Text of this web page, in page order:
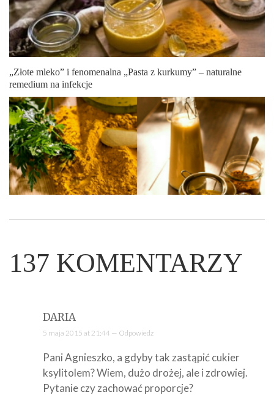
„Złote mleko” i fenomenalna „Pasta z kurkumy” – naturalne
remedium na infekcje
137 KOMENTARZY
DARIA
5 maja 2015 at 21:44 — Odpowiedz
Pani Agnieszko, a gdyby tak zastąpić cukier
ksylitolem? Wiem, dużo drożej, ale i zdrowiej.
Pytanie czy zachować proporcje?